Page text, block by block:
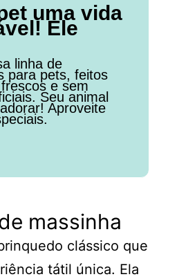
uma vida
Ele
linha de
para pets, feitos
e sem
Seu animal
Aproveite
massinha
clássico que
tátil única. Ela